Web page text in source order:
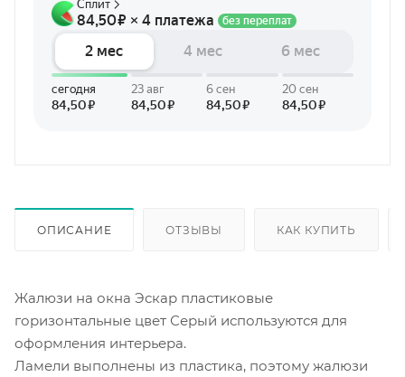
ОПИСАНИЕ ОТЗЫВЫ КАК КУПИТЬ
Жалюзи на окна Эскар пластиковые
горизонтальные цвет Серый используются для
оформления интерьера.
Ламели выполнены из пластика, поэтому жалюзи